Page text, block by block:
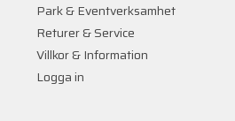
Park & Eventverksamhet
Returer & Service
Villkor & Information
Logga in